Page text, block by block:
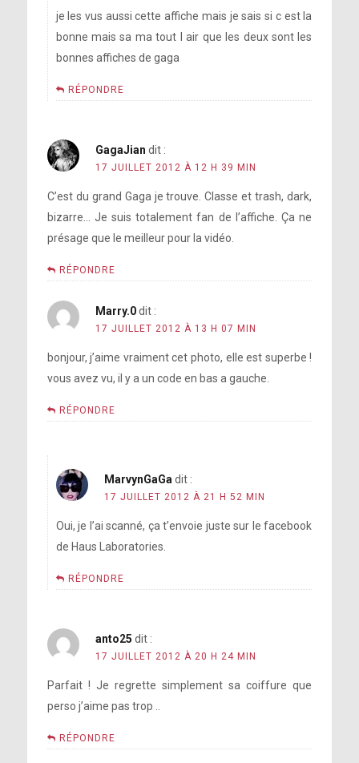
je les vus aussi cette affiche mais je sais si c est la
bonne mais sa ma tout l air que les deux sont les
bonnes affiches de gaga
RÉPONDRE
GagaJian dit :
17 JUILLET 2012 À 12 H 39 MIN
C’est du grand Gaga je trouve. Classe et trash, dark,
bizarre… Je suis totalement fan de l’affiche. Ça ne
présage que le meilleur pour la vidéo.
RÉPONDRE
Marry.0 dit :
17 JUILLET 2012 À 13 H 07 MIN
bonjour, j’aime vraiment cet photo, elle est superbe !
vous avez vu, il y a un code en bas a gauche.
RÉPONDRE
MarvynGaGa dit :
17 JUILLET 2012 À 21 H 52 MIN
Oui, je l’ai scanné, ça t’envoie juste sur le facebook
de Haus Laboratories.
RÉPONDRE
anto25 dit :
17 JUILLET 2012 À 20 H 24 MIN
Parfait ! Je regrette simplement sa coiffure que
perso j’aime pas trop ..
RÉPONDRE